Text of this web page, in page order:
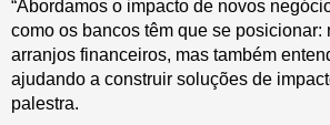
“Abordamos o impacto de novos
como os bancos têm que se posicionar:
arranjos financeiros, mas também
ajudando a construir soluções de
palestra.